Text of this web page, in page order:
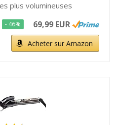
plus volumineuses
- 46% 69,99 EUR
Acheter sur Amazon